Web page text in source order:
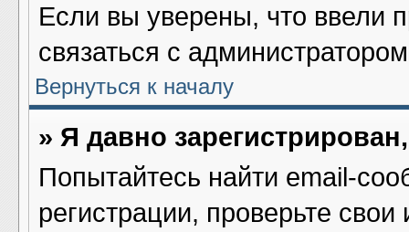
Если вы уверены, что ввели
связаться с
Вернуться к началу
» Я давно
Попытайтесь найти email-
регистрации, проверьте